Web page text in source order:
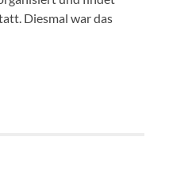
Diesmal war das